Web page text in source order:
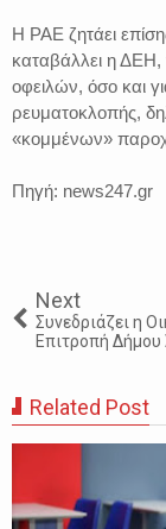
Η ΡΑΕ ζητάει
καταβάλλει η ΔΕΗ,
οφειλών, όσο και
ρευματοκλοπής,
«κομμένων»
Πηγή: news247.gr
Next
Συνεδριάζει η
Επιτροπή
Related Post